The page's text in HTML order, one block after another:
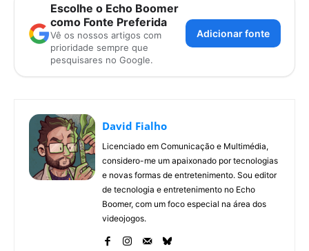
Escolhe o Echo Boomer
como Fonte Preferida
Vê os nossos artigos com
prioridade sempre que
pesquisares no Google.
Adicionar fonte
David Fialho
Licenciado em Comunicação e Multimédia,
considero-me um apaixonado por tecnologias
e novas formas de entretenimento. Sou editor
de tecnologia e entretenimento no Echo
Boomer, com um foco especial na área dos
videojogos.